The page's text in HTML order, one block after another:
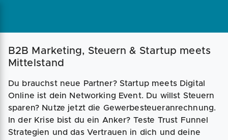
Magazin Businessplan Fördermittel
B2B Marketing, Steuern & Startup meets
Mittelstand
Du brauchst neue Partner? Startup meets Digital
Online ist dein Networking Event. Du willst Steuern
sparen? Nutze jetzt die Gewerbesteueranrechnung.
In der Krise bist du ein Anker? Teste Trust Funnel
Strategien und das Vertrauen in dich und deine